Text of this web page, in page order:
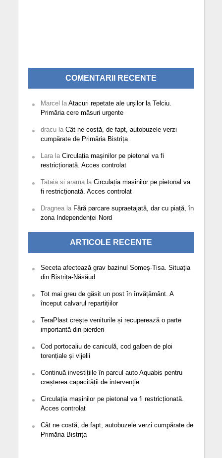
COMENTARII RECENTE
Marcel la Atacuri repetate ale urșilor la Telciu.
Primăria cere măsuri urgente
dracula Cât ne costă, de fapt, autobuzele verzi
cumpărate de Primăria Bistrița
Larala Circulația mașinilor pe pietonal va fi
restricționată. Acces controlat
Tataia si aramala Circulația mașinilor pe pietonal va
fi restricționată. Acces controlat
Dragneala Fără parcare supraetajată, dar cu piață, în
zona Independenței Nord
ARTICOLE RECENTE
Seceta afectează grav bazinul Someș-Tisa. Situația
din Bistrița-Năsăud
Tot mai greu de găsit un post în învățământ. A
început calvarul repartițiilor
TeraPlast crește veniturile și recuperează o parte
importantă din pierderi
Cod portocaliu de caniculă, cod galben de ploi
torențiale și vijelii
Continuă investițiile în parcul auto Aquabis pentru
creșterea capacității de intervenție
Circulația mașinilor pe pietonal va fi restricționată.
Acces controlat
Cât ne costă, de fapt, autobuzele verzi cumpărate de
Primăria Bistrița